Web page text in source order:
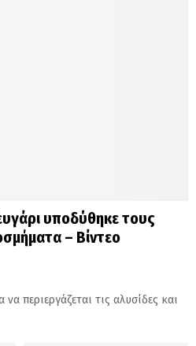
υποδύθηκε τους
– Βίντεο
περιεργάζεται τις αλυσίδες και